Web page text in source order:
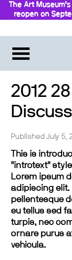
The Art
reopen on
2012
Published July 5,
This is
"introtext"
Lorem ipsum
adipiscing elit.
pellentesque
eu tellus sed
turpis, nec
ornare purus
vehicula.